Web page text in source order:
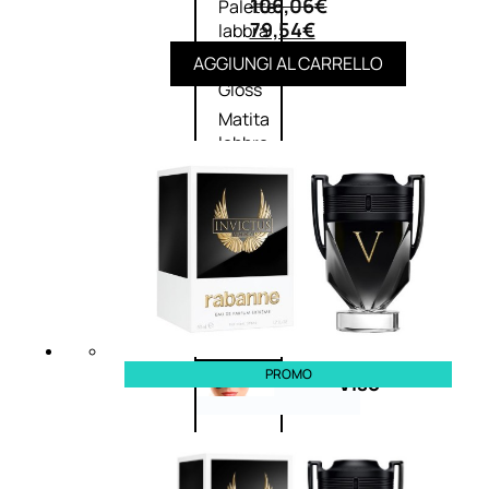
Palette
labbra
Rossetto
Gloss
Matita
labbra
Rimpolpante
Balsamo
labbra
BB e
CC
Cream
Viso
viso
79,54€
AGGIUNGI AL CARRELLO
PROMO